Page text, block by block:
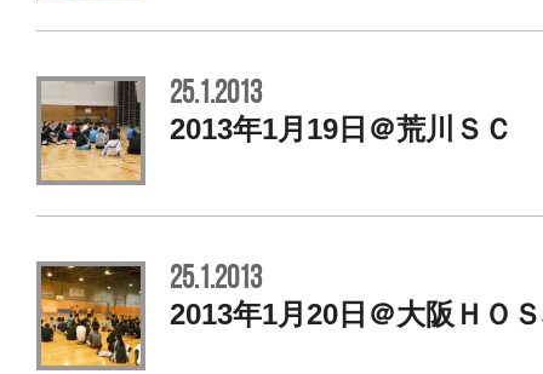
25.1.2013
2013年1月19日＠荒川Ｓ
25.1.2013
2013年1月20日＠大阪Ｈ